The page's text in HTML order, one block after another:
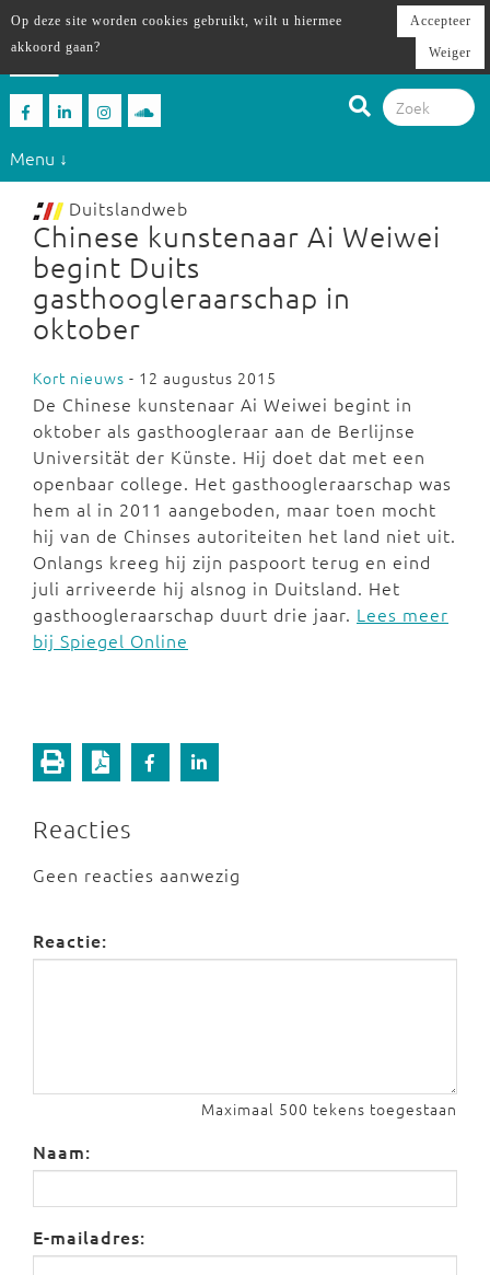
Menu ↓
Duitslandweb
Chinese kunstenaar Ai Weiwei
begint Duits
gasthoogleraarschap in
oktober
Kort nieuws - 12 augustus 2015
De Chinese kunstenaar Ai Weiwei begint in
oktober als gasthoogleraar aan de Berlijnse
Universität der Künste. Hij doet dat met een
openbaar college. Het gasthoogleraarschap was
hem al in 2011 aangeboden, maar toen mocht
hij van de Chinses autoriteiten het land niet uit.
Onlangs kreeg hij zijn paspoort terug en eind
juli arriveerde hij alsnog in Duitsland. Het
gasthoogleraarschap duurt drie jaar. Lees meer
bij Spiegel Online
Reacties
Geen reacties aanwezig
Reactie:
Maximaal 500 tekens toegestaan
Naam:
E-mailadres:
Op deze site worden cookies gebruikt, wilt u hiermee
akkoord gaan?
Accepteer
Weiger